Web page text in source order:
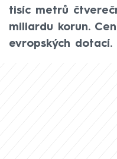
tisíc metrů
miliardu korun.
evropských dotací.